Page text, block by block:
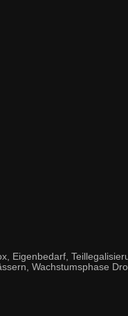
Wachstumsphase